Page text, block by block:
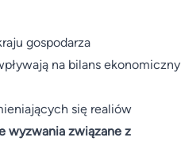
gospodarza
na bilans ekonomiczny
się realiów
wyzwania związane z